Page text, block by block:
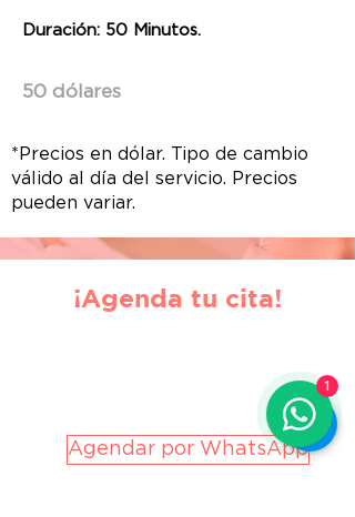
Duración: 50 Minutos.
50 dólares
*Precios en dólar. Tipo de cambio
válido al día del servicio. Precios
pueden variar.
¡Agenda tu cita!
Agendar por WhatsApp
1